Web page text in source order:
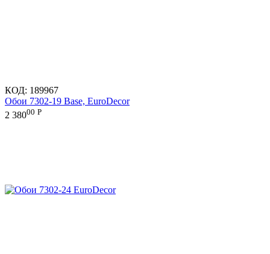
КОД: 189967
Обои 7302-19 Base, EuroDecor
2 38000 Р